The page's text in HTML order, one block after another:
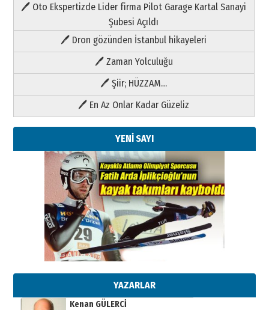
🖊 Oto Ekspertizde Lider firma Pilot Garage Kartal Sanayi
Şubesi Açıldı
🖊 Dron gözünden İstanbul hikayeleri
🖊 Zaman Yolculuğu
🖊 Şiir; HÜZZAM…
🖊 En Az Onlar Kadar Güzeliz
YENİ SAYI
YAZARLAR
Kenan GÜLERCİ
Metin Külünk: Aileyi Korumak
11 Mayıs 2026 Pazartesi
Kenan GÜLERCİ